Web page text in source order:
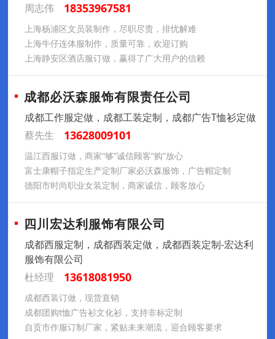
周志伟
18353967581
上海杨浦区文员装制作，尽职尽责，排忧解难
上海牛仔连体服制作，质量可靠，欢迎订购
上海静安区酒店服订做，赢得了广大用户的信赖
成都必沃森服饰有限责任公司
成都工作服定做，成都工装定制，成都广告T恤衫定做
蔡先生
13628009101
温江西服订做，商家“够”诚信顾客“购”放心
富士康帽子指定生产定制厂家必沃森服饰，广告帽定制
德阳市时尚职业女装定制，商家诚信，顾客放心
四川宏达利服饰有限公司
成都西服定制，成都西装定做，成都西装定制-宏达利
服饰有限公司
杜经理
13618081950
成都西装订做，现货直销
成都团购t恤广告衫文化衫，支持非标定制
自贡市作服订制厂家，紧贴未来潮流，迎合顾客要求